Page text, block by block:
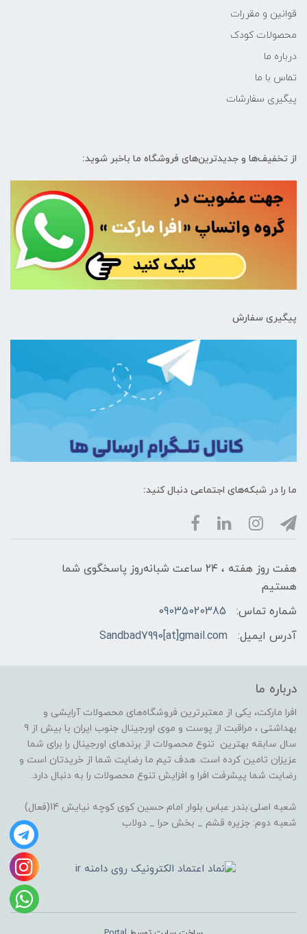
قوانین و مقررات
محصولات کودک
درباره ما
تماس با ما
پیگیری سفارشات
از تخفیف‌ها و جدیدترین‌های فروشگاه ما باخبر شوید:
پیگیری سفارش
ما را در شبکه‌های اجتماعی دنبال کنید:
هفت روز هفته ، ۲۴ ساعت شبانه‌روز پاسخگوی شما
هستیم
شماره تماس:
09035020385
آدرس ایمیل:
Sandbad7990[at]gmail.com
درباره ما
افرا مارکت، یکی از معتبرترین فروشگاه‌های محصولات آرایشی و
بهداشتی ، مراقبت از پوست و موی اورجینال جنوب ایران با بیش از 9
سال سابقه بهترین تنوع محصولات از برندهای اورجینال را برای شما
عزیزان تامین کرده است. هدف تیم ما رضایت شما از خریدتان است و
رضایت شما پیشرفت افرا و افزایش تنوع محصولات را به دنبال دارد.
شعبه اصلی:بندر عباس بلوار امام حسین کوی کوچه نیایش 14(فعال)
شعبه دوم: جزیره قشم _ بخش حرا _ دولاب